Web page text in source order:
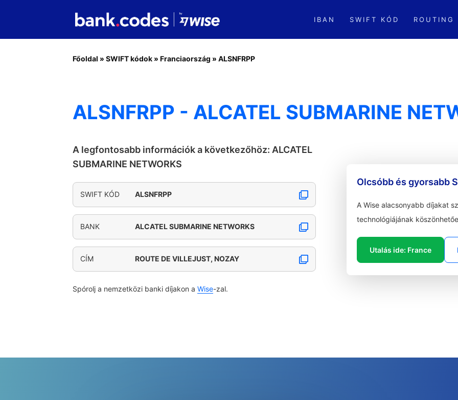
IBAN SWIFT KÓD ROUTING
Főoldal » SWIFT kódok » Franciaország » ALSNFRPP
ALSNFRPP - ALCATEL SUBMARINE
A legfontosabb információk a következőhöz: ALCATEL
SUBMARINE NETWORKS
SWIFT KÓD ALSNFRPP
BANK ALCATEL SUBMARINE NETWORKS
CÍM ROUTE DE VILLEJUST, NOZAY
Spórolj a nemzetközi banki díjakon a Wise-zal.
Olcsóbb és gyorsabb
A Wise alacsonyabb díjakat
technológiájának
Utalás ide: France